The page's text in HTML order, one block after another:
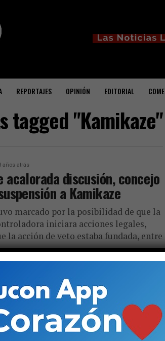
REPORTAJES OPINIÓN EDITORIAL
tagged "Kamikaze"
años atrás
acalorada discusión, concejo
a Kamikaze
marcado por la posibilidad de que la
iniciara acciones legales,
la acción de veto estaba fundada, entre
años atrás
marcha atrás en clausura
y empresario acusa